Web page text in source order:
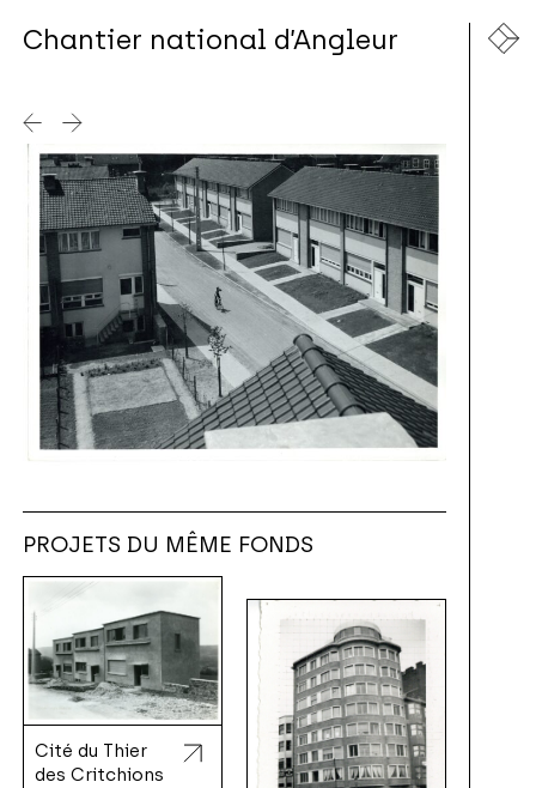
Chantier national d’Angleur
PROJETS DU MÊME FONDS
Cité du Thier
des Critchions